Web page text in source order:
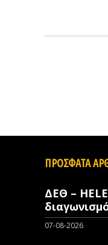
ΠΡΟΣΦΑΤΑ
ΔΕΘ –
07-08-2026